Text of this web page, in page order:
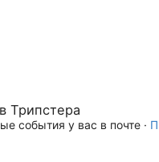
Трипстера
события у вас в почте ·